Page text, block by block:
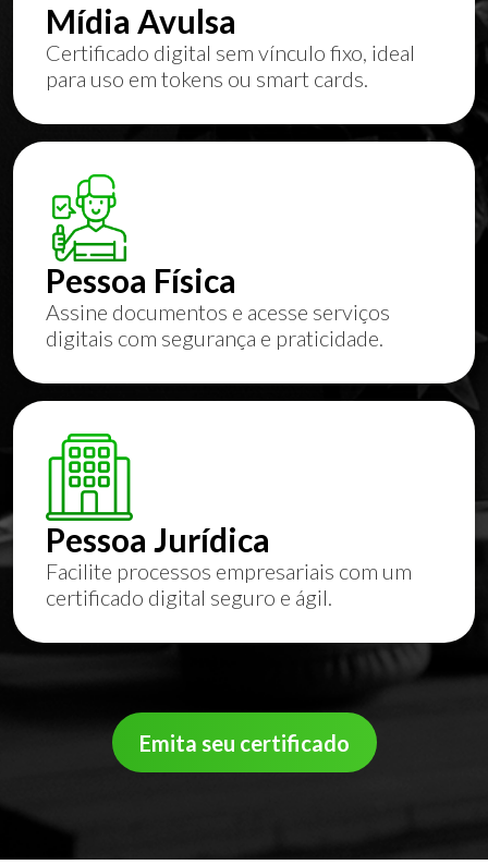
Mídia Avulsa
Certificado digital sem vínculo fixo, ideal
para uso em tokens ou smart cards.
Pessoa Física
Assine documentos e acesse serviços
digitais com segurança e praticidade.
Pessoa Jurídica
Facilite processos empresariais com um
certificado digital seguro e ágil.
Emita seu certificado